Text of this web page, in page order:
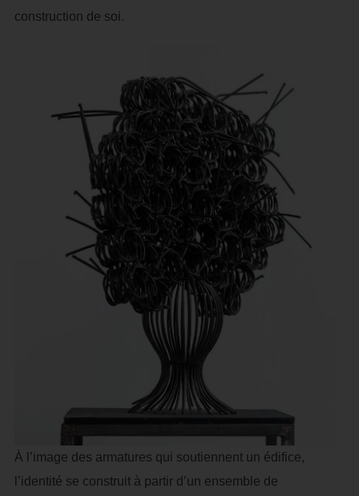
construction de soi.
À l’image des armatures qui soutiennent un édifice,
l’identité se construit à partir d’un ensemble de